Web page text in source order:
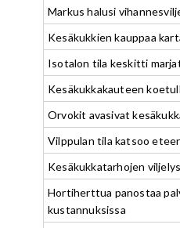
Markus halusi
Kesäkukkien kauppaa
Isotalon tila keskitti
Kesäkukkakauteen
Orvokit avasivat
Vilppulan tila katsoo
Kesäkukkatarhojen
Hortiherttua panostaa
kustannuksissa